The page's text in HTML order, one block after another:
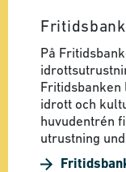
På
idrott och
huvudentrén
utrustning